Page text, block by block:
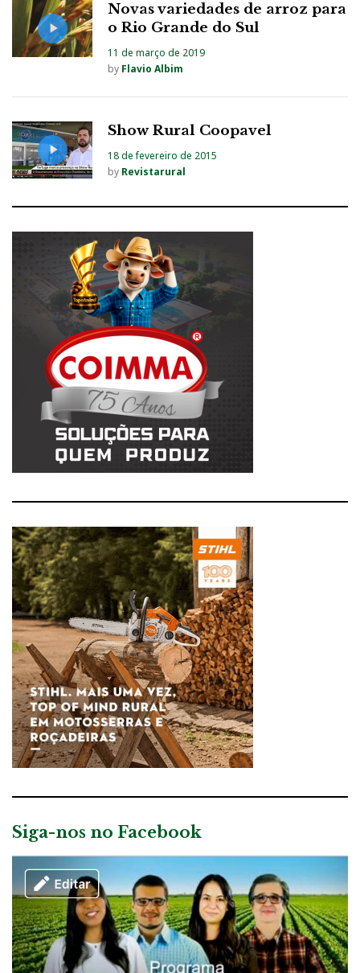
Novas variedades de arroz para
o Rio Grande do Sul
11 de março de 2019
by Flavio Albim
Show Rural Coopavel
18 de fevereiro de 2015
by Revistarural
Siga-nos no Facebook